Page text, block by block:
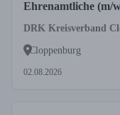
Ehrenamtliche (m/
DRK Kreisverband
Cloppenburg
02.08.2026